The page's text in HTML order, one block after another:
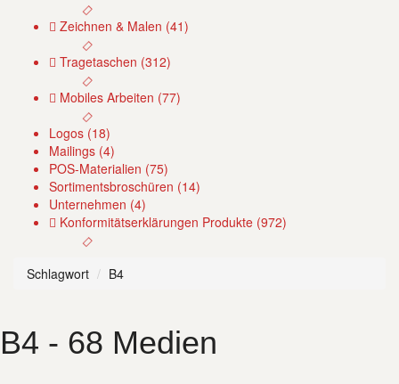
Zeichnen & Malen (41)
Tragetaschen (312)
Mobiles Arbeiten (77)
Logos (18)
Mailings (4)
POS-Materialien (75)
Sortimentsbroschüren (14)
Unternehmen (4)
Konformitätserklärungen Produkte (972)
Schlagwort B4
B4 - 68 Medien